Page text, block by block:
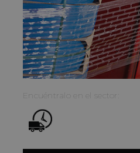
Encuéntralo en el sector: